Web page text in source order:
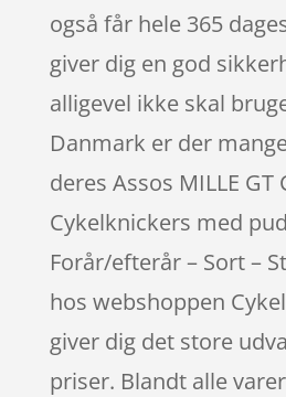
også får hele 365
giver dig en god
alligevel ikke skal
Danmark er der
deres Assos MILLE GT
Cykelknickers med
Forår/efterår – Sort –
hos webshoppen
giver dig det store
priser. Blandt alle